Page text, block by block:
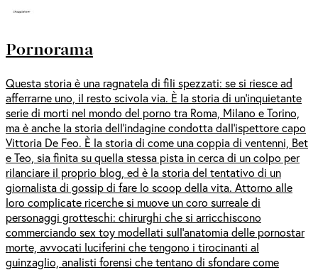
Pornorama
Questa storia è una ragnatela di fili spezzati: se si riesce ad
afferrarne uno, il resto scivola via. È la storia di un'inquietante
serie di morti nel mondo del porno tra Roma, Milano e Torino,
ma è anche la storia dell'indagine condotta dall'ispettore capo
Vittoria De Feo. È la storia di come una coppia di ventenni, Bet
e Teo, sia finita su quella stessa pista in cerca di un colpo per
rilanciare il proprio blog, ed è la storia del tentativo di un
giornalista di gossip di fare lo scoop della vita. Attorno alle
loro complicate ricerche si muove un coro surreale di
personaggi grotteschi: chirurghi che si arricchiscono
commerciando sex toy modellati sull'anatomia delle pornostar
morte, avvocati luciferini che tengono i tirocinanti al
guinzaglio, analisti forensi che tentano di sfondare come